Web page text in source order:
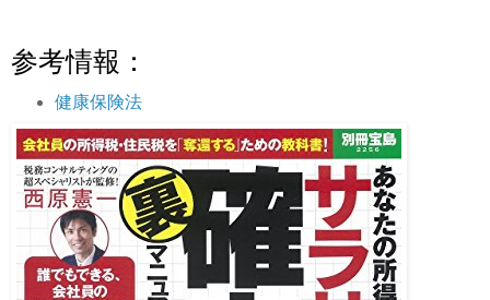
参考情報：
健康保険法